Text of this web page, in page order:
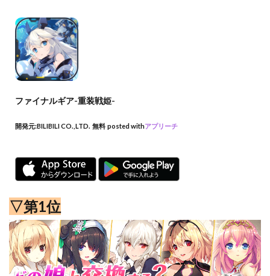
ファイナルギア-重装戦姫-
開発元:BILIBILI CO.,LTD. 無料 posted withアプリーチ
▽第1位